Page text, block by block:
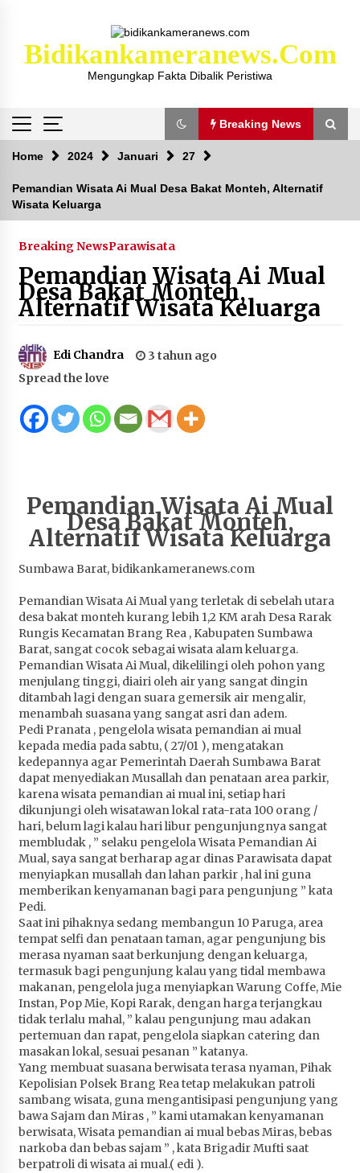
Bidikankameranews.com
Mengungkap Fakta Dibalik Peristiwa
Breaking News
Breaking News
Kejaksaan KSB Mulai Lidik Mafia Tanah Desa
Sekongkang Bawah
2 tahun ago
Laporan Dugaan Pencabulan di Desa Sepayung
Kec. Plampang, Polres Sumbawa Pastikan
Proses Penyelidikan Berjalan Maksimal
Anggota Satlantas Polres Sumbawa, Briptu
Juanda, Edukasi Masyarakat dalam Mengurus
4 minggu ago
4 minggu ago
Bupati H. Jarot : Demi Keberlanjutan Pelayanan,
Perumdam Batulanteh Akan Lakukan
Penyesuaian Tarif Air Minum
Prestasi Nasional, Polwan Polres Sumbawa
Bripda Vanesa Aprilia Renyaan, Sabet Juara II
Taekwondo Kapolri Cup ke-7
4 minggu ago
Sekretaris Bapperida, Dwi Rahayu, ST,. MM,.
Pimpin Rakor Aksi Konvergensi Percepatan
Penurunan Stunting di Sumbawa
4 minggu ago
Wabup Ansori Apresiasi Rekomendasi dan
Pandangan Fraksi – Fraksi DPRD Sumbawa
4 minggu ago
Bupati Sumbawa Lepas 487 Atlet dari Berbagai
Cabor yang Akan Berjuang pada PORPROV XII
NTB 2026
4 minggu ago
BAZNAS Kabupaten Sumbawa Salurkan Bantuan
Program 100 Mustahik Per Desa di Desa Teluk
Santong
4 minggu ago
Dosen UTS Siap Kembangkan Inovasi Lewat
Pelatihan PDPP 2026 Bali
4 minggu ago
Terapkan “Polantas Menyapa”, Satlantas Polres
Sumbawa Berupaya Wujudkan Pelayanan
Kepolisian yang Profesional
4 minggu ago
Home 2024 Januari 27
Pemandian Wisata Ai Mual Desa Bakat Monteh, Alternatif
Wisata Keluarga
Breaking NewsParawisata
Pemandian Wisata Ai Mual
Desa Bakat Monteh,
Alternatif Wisata Keluarga
Edi Chandra
3 tahun ago
Spread the love
Pemandian Wisata Ai Mual
Desa Bakat Monteh,
Alternatif Wisata Keluarga
Sumbawa Barat, bidikankameranews.com
Pemandian Wisata Ai Mual yang terletak di sebelah utara
desa bakat monteh kurang lebih 1,2 KM arah Desa Rarak
Rungis Kecamatan Brang Rea , Kabupaten Sumbawa
Barat, sangat cocok sebagai wisata alam keluarga.
Pemandian Wisata Ai Mual, dikelilingi oleh pohon yang
menjulang tinggi, diairi oleh air yang sangat dingin
ditambah lagi dengan suara gemersik air mengalir,
menambah suasana yang sangat asri dan adem.
Pedi Pranata , pengelola wisata pemandian ai mual
kepada media pada sabtu, ( 27/01 ), mengatakan
kedepannya agar Pemerintah Daerah Sumbawa Barat
dapat menyediakan Musallah dan penataan area parkir,
karena wisata pemandian ai mual ini, setiap hari
dikunjungi oleh wisatawan lokal rata-rata 100 orang /
hari, belum lagi kalau hari libur pengunjungnya sangat
membludak , ” selaku pengelola Wisata Pemandian Ai
Mual, saya sangat berharap agar dinas Parawisata dapat
menyiapkan musallah dan lahan parkir , hal ini guna
memberikan kenyamanan bagi para pengunjung ” kata
Pedi.
Saat ini pihaknya sedang membangun 10 Paruga, area
tempat selfi dan penataan taman, agar pengunjung bis
merasa nyaman saat berkunjung dengan keluarga,
termasuk bagi pengunjung kalau yang tidal membawa
makanan, pengelola juga menyiapkan Warung Coffe, Mie
Instan, Pop Mie, Kopi Rarak, dengan harga terjangkau
tidak terlalu mahal, ” kalau pengunjung mau adakan
pertemuan dan rapat, pengelola siapkan catering dan
masakan lokal, sesuai pesanan ” katanya.
Yang membuat suasana berwisata terasa nyaman, Pihak
Kepolisian Polsek Brang Rea tetap melakukan patroli
sambang wisata, guna mengantisipasi pengunjung yang
bawa Sajam dan Miras , ” kami utamakan kenyamanan
berwisata, Wisata pemandian ai mual bebas Miras, bebas
narkoba dan bebas sajam ” , kata Brigadir Mufti saat
berpatroli di wisata ai mual.( edi ).